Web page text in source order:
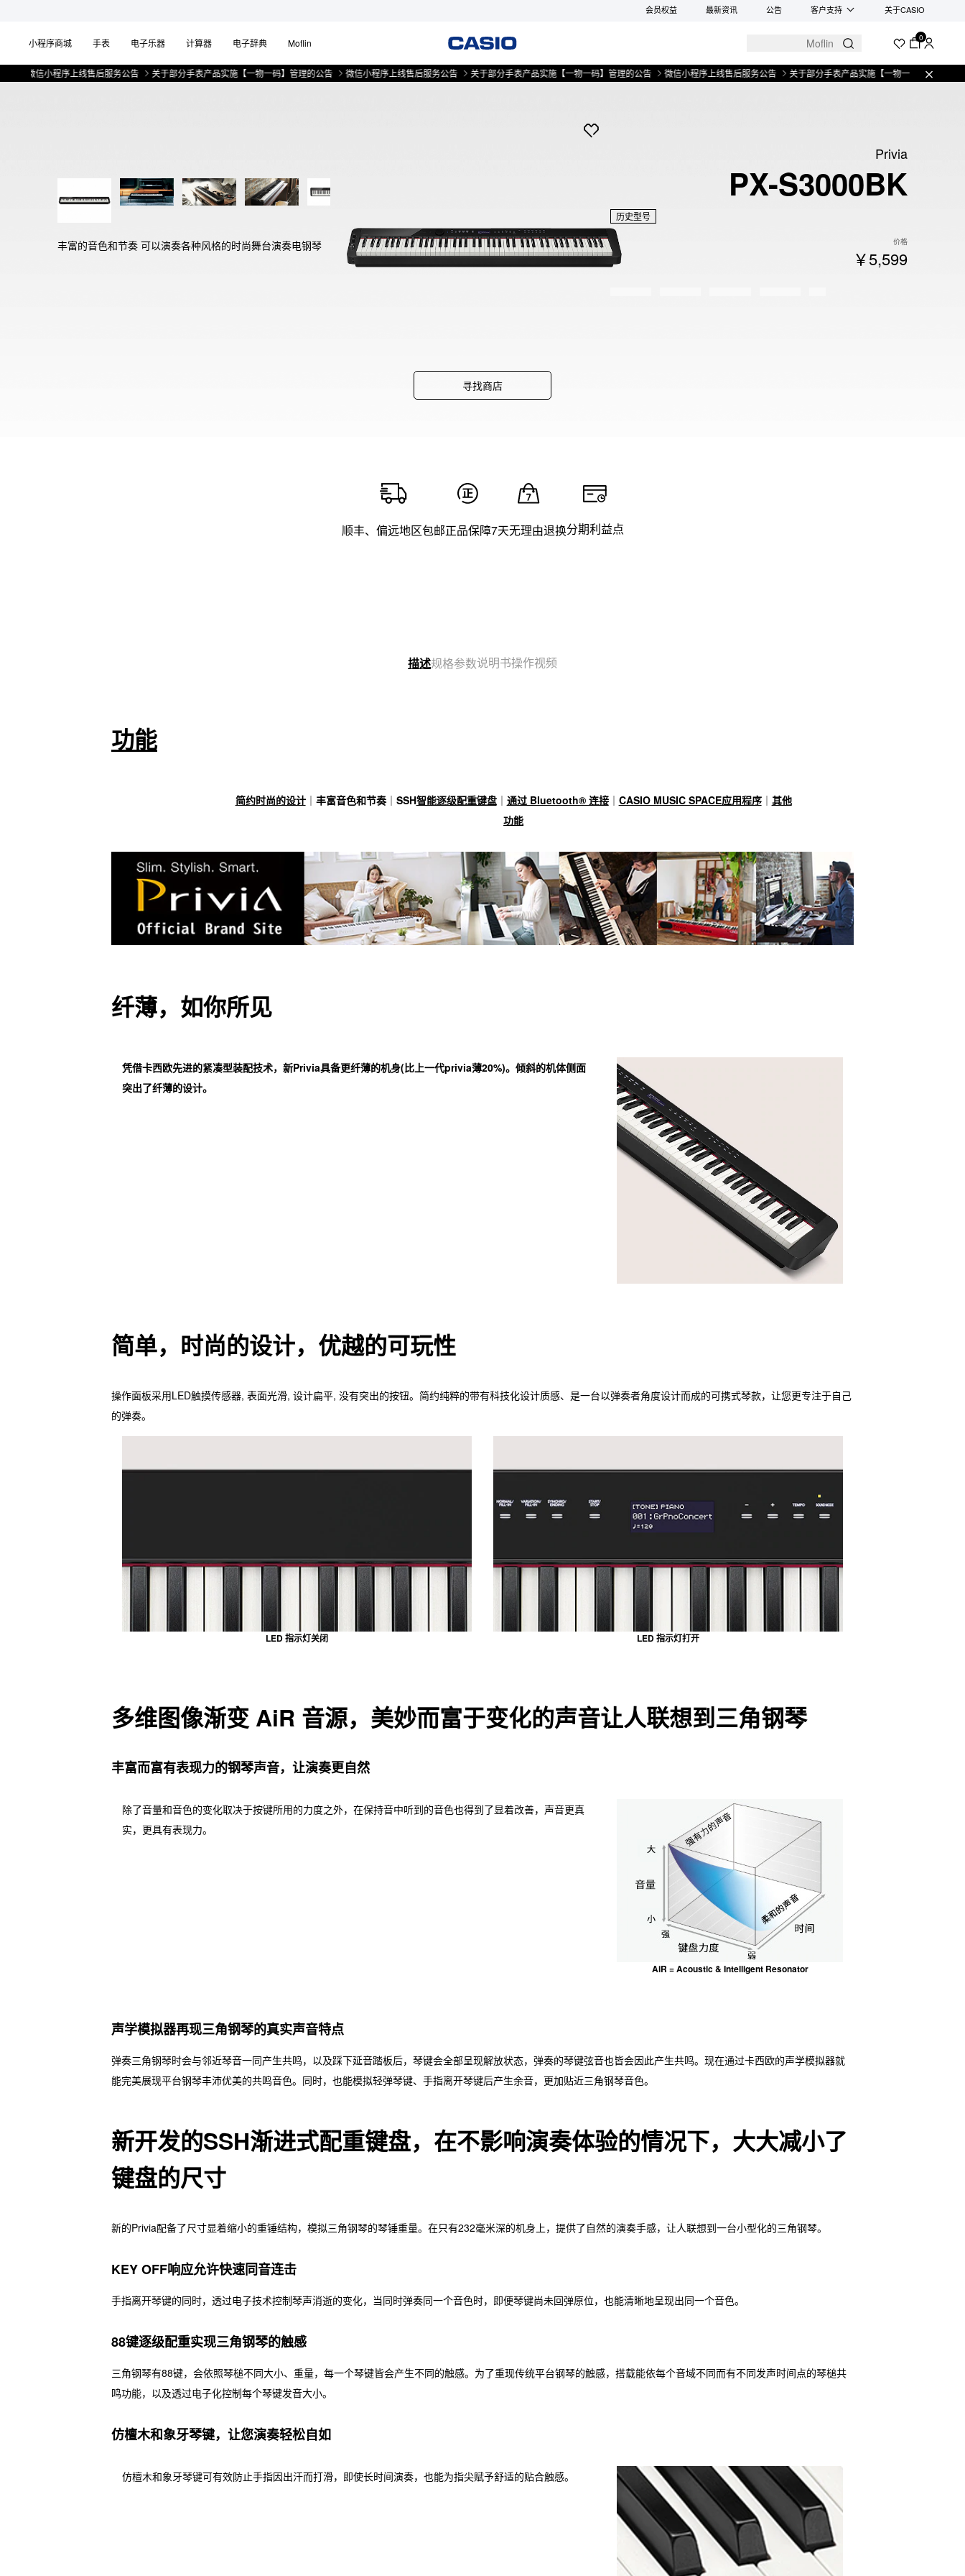
会员权益 最新资讯 公告 客户支持 关于CASIO
小程序商城 手表 电子乐器 计算器 电子辞典 Moflin 0
信小程序上线售后服务公告 关于部分手表产品实施【一物一码】管理的公告 微信小程序上线售后服务公告 关于部分手表产品实施【一物一码】管理的公告 微信小程序上线售后服务公告 关于部分手表产品实施【一物一码】管理的公告
丰富的音色和节奏 可以演奏各种风格的时尚舞台演奏电钢琴
寻找商店
Privia
PX-S3000BK
历史型号
价格
￥5,599
顺丰、偏远地区包邮正品保障7天无理由退换分期利益点
描述规格参数说明书操作视频
功能
简约时尚的设计｜ 丰富音色和节奏｜ SSH智能逐级配重键盘｜ 通过 Bluetooth® 连接｜ CASIO MUSIC SPACE应用程序｜ 其他
功能
纤薄，如你所见
凭借卡西欧先进的紧凑型装配技术，新Privia具备更纤薄的机身(比上一代privia薄20%)。倾斜的机体侧面
突出了纤薄的设计。
简单，时尚的设计，优越的可玩性
操作面板采用LED触摸传感器, 表面光滑, 设计扁平, 没有突出的按钮。简约纯粹的带有科技化设计质感、是一台以弹奏者角度设计而成的可携式琴款，让您更专注于自己
的弹奏。
LED 指示灯关闭 LED 指示灯打开
多维图像渐变 AiR 音源，美妙而富于变化的声音让人联想到三角钢琴
丰富而富有表现力的钢琴声音，让演奏更自然
除了音量和音色的变化取决于按键所用的力度之外，在保持音中听到的音色也得到了显着改善，声音更真
实，更具有表现力。
AiR = Acoustic & Intelligent Resonator
声学模拟器再现三角钢琴的真实声音特点
弹奏三角钢琴时会与邻近琴音一同产生共鸣，以及踩下延音踏板后，琴键会全部呈现解放状态，弹奏的琴键弦音也皆会因此产生共鸣。现在通过卡西欧的声学模拟器就
能完美展现平台钢琴丰沛优美的共鸣音色。同时，也能模拟轻弹琴键、手指离开琴键后产生余音，更加贴近三角钢琴音色。
新开发的SSH渐进式配重键盘，在不影响演奏体验的情况下，大大减小了
键盘的尺寸
新的Privia配备了尺寸显着缩小的重锤结构，模拟三角钢琴的琴锤重量。在只有232毫米深的机身上，提供了自然的演奏手感，让人联想到一台小型化的三角钢琴。
KEY OFF响应允许快速同音连击
手指离开琴键的同时，透过电子技术控制琴声消逝的变化，当同时弹奏同一个音色时，即便琴键尚未回弹原位，也能清晰地呈现出同一个音色。
88键逐级配重实现三角钢琴的触感
三角钢琴有88键，会依照琴槌不同大小、重量，每一个琴键皆会产生不同的触感。为了重现传统平台钢琴的触感，搭载能依每个音域不同而有不同发声时间点的琴槌共
鸣功能，以及透过电子化控制每个琴键发音大小。
仿檀木和象牙琴键，让您演奏轻松自如
仿檀木和象牙琴键可有效防止手指因出汗而打滑，即使长时间演奏，也能为指尖赋予舒适的贴合触感。